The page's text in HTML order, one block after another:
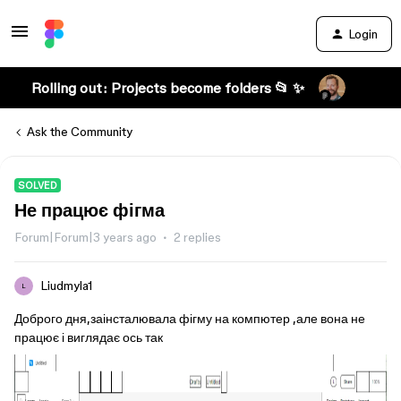
Login
Rolling out: Projects become folders 📂 ✨
Ask the Community
SOLVED
Не працює фігма
Forum|Forum|3 years ago 2 replies
L Liudmyla1
Доброго дня,заінсталювала фігму на компютер ,але вона не
працює і виглядає ось так